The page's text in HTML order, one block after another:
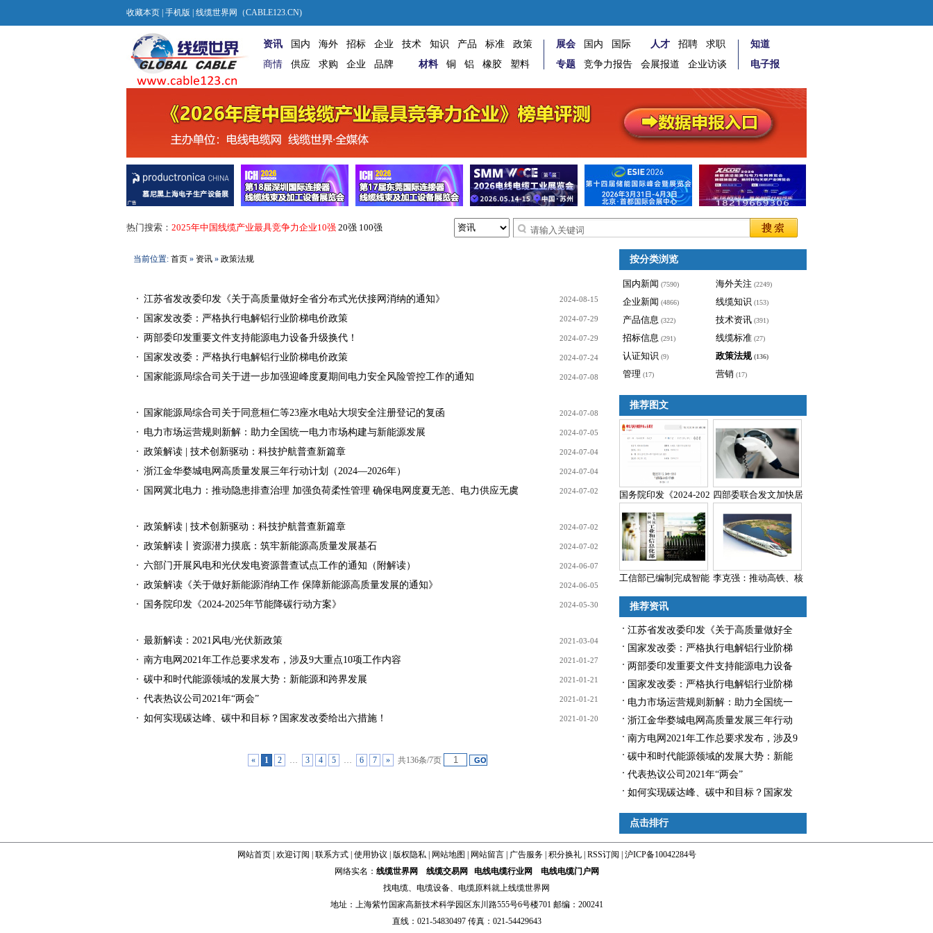
收藏本页 手机版 | 线缆世界网（CABLE123.CN)
资讯 国内 海外 招标 企业 技术 知识 产品 标准
政策
商情
供应 求购 企业 品牌 材料 铜 铝 橡胶 塑料
展会 国内 国际 人才 招聘
求职
专题
竞争力报告 会展报道 企业访谈
知道
电子报
热门搜索： 2025年中国线缆产业最具竞争力企业10强 20强 100强
当前位置: 首页 » 资讯 » 政策法规
2024-08-15
江苏省发改委印发《关于高质量做好全省分布式光伏接网消纳的通知》
2024-07-29
国家发改委：严格执行电解铝行业阶梯电价政策
2024-07-29
两部委印发重要文件支持能源电力设备升级换代！
2024-07-24
国家发改委：严格执行电解铝行业阶梯电价政策
2024-07-08
国家能源局综合司关于进一步加强迎峰度夏期间电力安全风险管控工作的通知
2024-07-08
国家能源局综合司关于同意桓仁等23座水电站大坝安全注册登记的复函
2024-07-05
电力市场运营规则新解：助力全国统一电力市场构建与新能源发展
2024-07-04
政策解读 | 技术创新驱动：科技护航普查新篇章
2024-07-04
浙江金华婺城电网高质量发展三年行动计划（2024—2026年）
2024-07-02
国网冀北电力：推动隐患排查治理 加强负荷柔性管理 确保电网度夏无恙、电力供应无虞
2024-07-02
政策解读 | 技术创新驱动：科技护航普查新篇章
2024-07-02
政策解读丨资源潜力摸底：筑牢新能源高质量发展基石
2024-06-07
六部门开展风电和光伏发电资源普查试点工作的通知（附解读）
2024-06-05
政策解读《关于做好新能源消纳工作 保障新能源高质量发展的通知》
2024-05-30
国务院印发《2024-2025年节能降碳行动方案》
2021-03-04
最新解读：2021风电/光伏新政策
2021-01-27
南方电网2021年工作总要求发布，涉及9大重点10项工作内容
2021-01-21
碳中和时代能源领域的发展大势：新能源和跨界发展
2021-01-21
代表热议公司2021年“两会”
2021-01-20
如何实现碳达峰、碳中和目标？国家发改委给出六措施！
« 1 2 … 3 4 5 … 6 7 » 共136条/7页
按分类浏览
国内新闻 (7590) 海外关注 (2249)
企业新闻 (4866) 线缆知识 (153)
产品信息 (322) 技术资讯 (391)
招标信息 (291) 线缆标准 (27)
认证知识 (9) 政策法规 (136)
管理 (17) 营销 (17)
推荐图文
国务院印发《2024-202 四部委联合发文加快居
工信部已编制完成智能 李克强：推动高铁、核
推荐资讯
江苏省发改委印发《关于高质量做好全
省分布式光伏接网消纳的通知》
国家发改委：严格执行电解铝行业阶梯
电价政策
两部委印发重要文件支持能源电力设备
升级换代！
国家发改委：严格执行电解铝行业阶梯
电价政策
电力市场运营规则新解：助力全国统一
电力市场构建与新能源发展
浙江金华婺城电网高质量发展三年行动
计划（2024—2026年）
南方电网2021年工作总要求发布，涉及9
大重点10项工作内容
碳中和时代能源领域的发展大势：新能
源和跨界发展
代表热议公司2021年“两会”
如何实现碳达峰、碳中和目标？国家发
改委给出六措施！
点击排行
网站首页| 欢迎订阅 联系方式| 使用协议 版权隐私| 网站地图 网站留言| 广告服务| 积分换礼| RSS订阅
沪ICP备10042284号
网络实名： 线缆世界网 线缆交易网 电线电缆行业网
电线电缆门户网
找电缆、 电缆设备、 电缆原料就上线缆世界网
地址：上海紫竹国家高新技术科学园区东川路555号6号楼701 邮编：200241
直线：021-54830497 传真：021-54429643